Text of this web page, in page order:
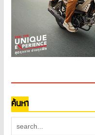
ค้นหา